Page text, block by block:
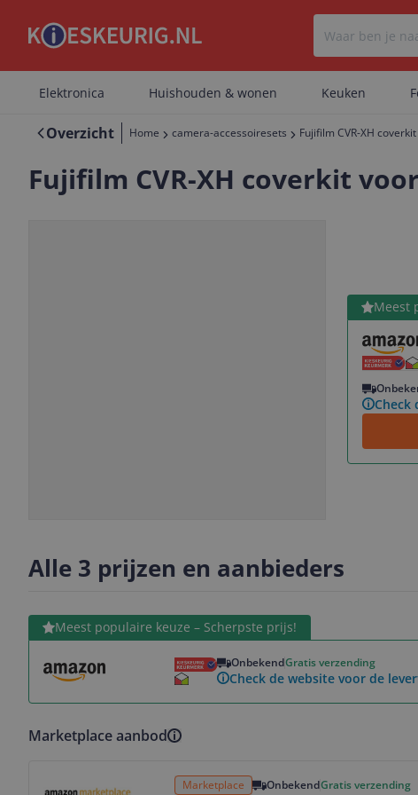
Elektronica Huishouden & wonen Keuken
Overzicht Home camera-accessoiresets Fujifilm CVR-XH
Fujifilm CVR-XH coverkit
Meest
Check
Bekijk
Alle 3 prijzen en aanbieders
Meest populaire keuze – Scherpste prijs!
OnbekendGratis verzending
Check de website voor de
Bekijk product
Marketplace aanbod
Marketplace OnbekendGratis verzending